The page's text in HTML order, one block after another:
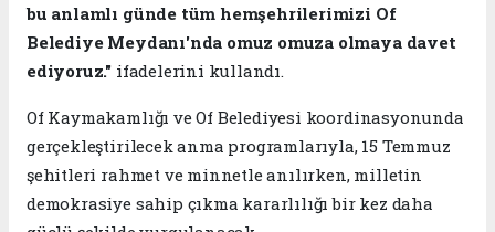
bu anlamlı günde tüm hemşehrilerimizi Of
Belediye Meydanı'nda omuz omuza olmaya davet
ediyoruz." ifadelerini kullandı.
Of Kaymakamlığı ve Of Belediyesi koordinasyonunda
gerçekleştirilecek anma programlarıyla, 15 Temmuz
şehitleri rahmet ve minnetle anılırken, milletin
demokrasiye sahip çıkma kararlılığı bir kez daha